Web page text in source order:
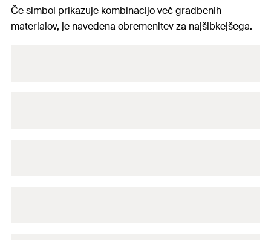
Če simbol prikazuje kombinacijo več gradbenih
materialov, je navedena obremenitev za najšibkejšega.